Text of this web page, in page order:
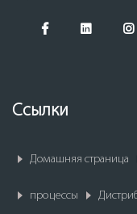
Ссылки
Домашняя страница
процессы